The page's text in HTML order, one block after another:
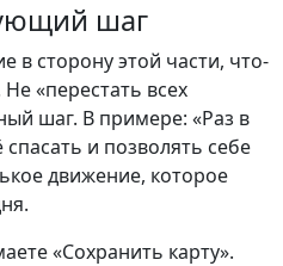
шаг
в сторону этой части, что-
«перестать всех
шаг. В примере: «Раз в
и позволять себе
движение, которое
«Сохранить карту».